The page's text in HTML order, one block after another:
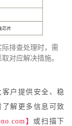
排查处理时，需
对应解决措施。
户提供安全、稳
解更多信息 可致
】 或扫描下